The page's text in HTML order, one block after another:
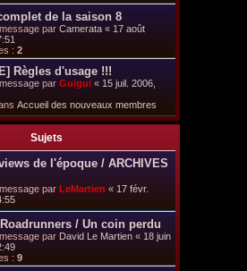
de la saison 8
par Camerata « 17 août
: 2
Règles d'usage !!!
par Guigui « 15 juil. 2006,
Accueil des nouveaux membres
Sujets
de l'époque / ARCHIVES
par LeMartien « 17 févr.
Roadrunners / Un coin perdu
par David Le Martien « 18 juin
: 9